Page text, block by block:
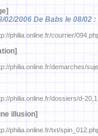
02/2006 De Babs le 08/
philia.online.fr/courrier/
philia.online.fr/demarches/
philia.online.fr/dossiers/d-
illusion]
philia.online.fr/txt/